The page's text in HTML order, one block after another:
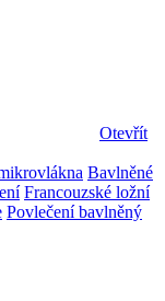
Otevřít
Bavlněné
Francouzské ložní
Povlečení bavlněný